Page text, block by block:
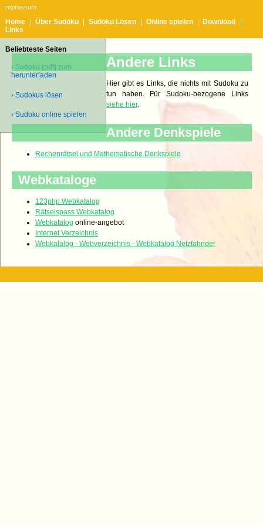
Impressum
Home Über Sudoku Sudoku Lösen Online spielen Download
Links
Beliebteste Seiten
› Sudoku (pdf) zum
herunterladen
› Sudokus lösen
› Sudoku online spielen
Andere Links
Hier gibt es Links, die nichts mit Sudoku zu
tun haben. Für Sudoku-bezogene Links
siehe hier.
Andere Denkspiele
Rechenrätsel und Mathematische Denkspiele
Webkataloge
123php Webkatalog
Rätselspass Webkatalog
Webkatalog online-angebot
Internet Verzeichnis
Webkatalog - Webverzeichnis - Webkatalog Netzfahnder